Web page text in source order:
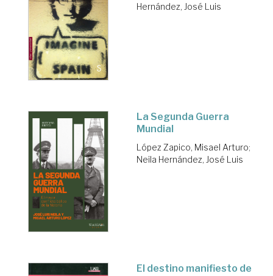
Hernández, José Luis
La Segunda Guerra
Mundial
López Zapico, Misael Arturo;
Neila Hernández, José Luis
El destino manifiesto de